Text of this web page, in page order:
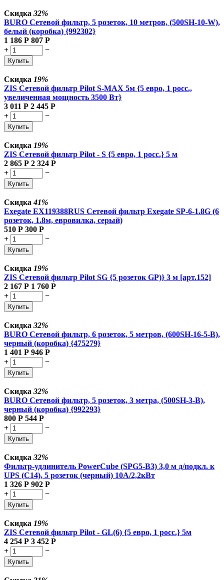
Скидка 32%
BURO Сетевой фильтр, 5 розеток, 10 метров, (500SH-10-W),
белый (коробка) {992302}
1 186 Р 807 Р
+
−
Купить
Скидка 19%
ZIS Сетевой фильтр Pilot S-MAX 5м {5 евро, 1 росс.,
увеличенная мощность 3500 Вт}
3 011 Р 2 445 Р
+
−
Купить
Скидка 19%
ZIS Сетевой фильтр Pilot - S {5 евро, 1 росс.} 5 м
2 865 Р 2 324 Р
+
−
Купить
Скидка41%
Exegate EX119388RUS Сетевой фильтр Exegate SP-6-1.8G (6
розеток, 1.8м, евровилка, серый)
510 Р 300 Р
+
−
Купить
Скидка 19%
ZIS Сетевой фильтр Pilot SG {5 розеток GP)} 3 м [арт.152]
2 167 Р 1 760 Р
+
−
Купить
Скидка 32%
BURO Сетевой фильтр, 6 розеток, 5 метров, (600SH-16-5-B),
черный (коробка) {475279}
1 401 Р 946 Р
+
−
Купить
Скидка 32%
BURO Сетевой фильтр, 5 розеток, 3 метра, (500SH-3-B),
черный (коробка) {992293}
800 Р 544 Р
+
−
Купить
Скидка 32%
Фильтр-удлинитель PowerCube (SPG5-В3) 3,0 м д/подкл. к
UPS (C14), 5 розеток (черный) 10А/2,2кВт
1 326 Р 902 Р
+
−
Купить
Скидка 19%
ZIS Сетевой фильтр Pilot - GL(6) {5 евро, 1 росс.} 5м
4 254 Р 3 452 Р
+
−
Купить